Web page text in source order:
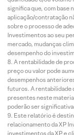
significa que, com base
aplicação/contratação
sobre o processo de
Investimentos ao seu
mercado, mudanças
desempenho do
A rentabilidade de
preço ou valor pode
desempenhos
futuros. A rentabilidade
presentes neste
poderão ser
Este relatório é
relacionamento da XP
investimentos da XP e